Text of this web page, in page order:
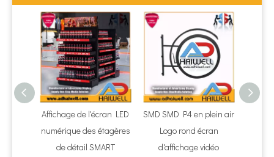
Affichage de l'écran LED
numérique des étagères
de détail SMART
SMD SMD P4 en plein air
Logo rond écran
d'affichage vidéo